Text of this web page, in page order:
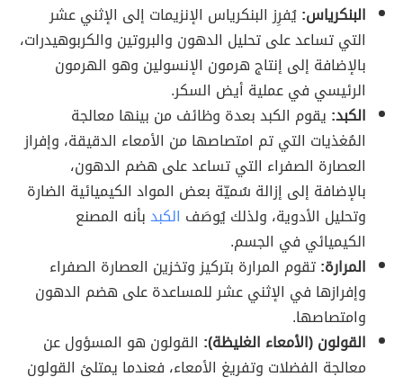
البنكرياس:يُفرِز البنكرياس الإنزيمات إلى الإثني عشر
التي تساعد على تحليل الدهون والبروتين والكربوهيدرات،
بالإضافة إلى إنتاج هرمون الإنسولين وهو الهرمون
الرئيسي في عملية أيض السكر.
الكبد: يقوم الكبد بعدة وظائف من بينها معالجة
المُغذيات التي تم امتصاصها من الأمعاء الدقيقة، وإفراز
العصارة الصفراء التي تساعد على هضم الدهون،
بالإضافة إلى إزالة سُميّة بعض المواد الكيميائية الضارة
وتحليل الأدوية، ولذلك يُوصَف الكبدبأنه المصنع
الكيميائي في الجسم.
المرارة:تقوم المرارة بتركيز وتخزين العصارة الصفراء
وإفرازها في الإثني عشر للمساعدة على هضم الدهون
وامتصاصها.
القولون (الأمعاء الغليظة): القولون هو المسؤول عن
معالجة الفضلات وتفريغ الأمعاء، فعندما يمتلئ القولون